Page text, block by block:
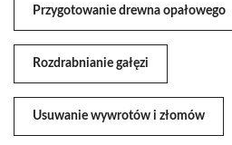
Przygotowanie drewna opałowego
Rozdrabnianie gałęzi
Usuwanie wywrotów i złomów